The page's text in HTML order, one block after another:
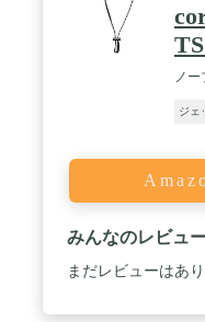
ノ
ジェ
みんなのレビュ
まだレビューはあ